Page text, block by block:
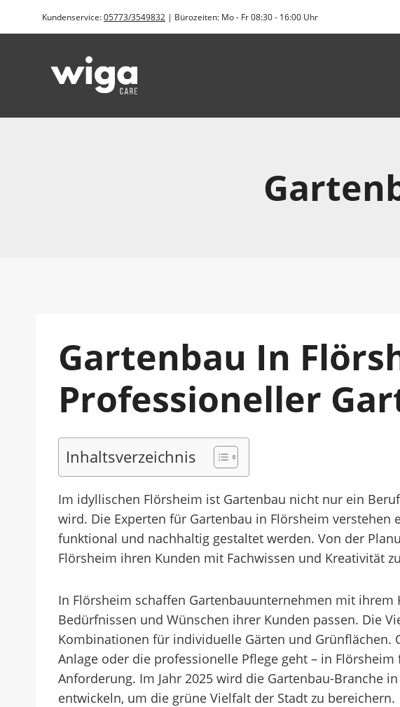
Kundenservice:05773/3549832 | Bürozeiten: Mo - Fr 08:30 - 16:00 Uhr
Gartenbau In
Professioneller
Inhaltsverzeichnis
Im idyllischen Flörsheim ist Gartenbau nicht nur ein
wird. Die Experten für Gartenbau in Flörsheim verstehen
funktional und nachhaltig gestaltet werden. Von der
Flörsheim ihren Kunden mit Fachwissen und Kreativität
In Flörsheim schaffen Gartenbauunternehmen mit
Bedürfnissen und Wünschen ihrer Kunden passen. Die
Kombinationen für individuelle Gärten und Grünflächen.
Anlage oder die professionelle Pflege geht – in
Anforderung. Im Jahr 2025 wird die Gartenbau-Branche
entwickeln, um die grüne Vielfalt der Stadt zu bereichern.